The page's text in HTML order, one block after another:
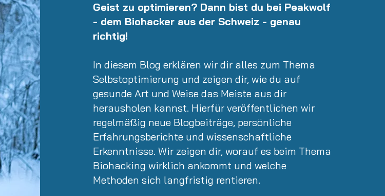
Geist zu optimieren? Dann bist du bei Peakwolf
- dem Biohacker aus der Schweiz - genau
richtig!
In diesem Blog erklären wir dir alles zum Thema
Selbstoptimierung und zeigen dir, wie du auf
gesunde Art und Weise das Meiste aus dir
herausholen kannst. Hierfür veröffentlichen wir
regelmäßig neue Blogbeiträge, persönliche
Erfahrungsberichte und wissenschaftliche
Erkenntnisse. Wir zeigen dir, worauf es beim Thema
Biohacking wirklich ankommt und welche
Methoden sich langfristig rentieren.